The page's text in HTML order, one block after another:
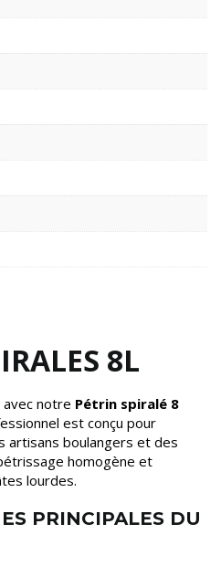
8L
notre Pétrin spiralé 8
est conçu pour
artisans boulangers et des
homogène et
lourdes.
PRINCIPALES DU